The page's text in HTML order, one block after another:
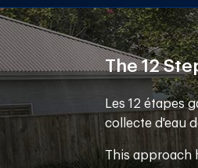
The 12
Les 12 étapes
collecte d'eau
This approach